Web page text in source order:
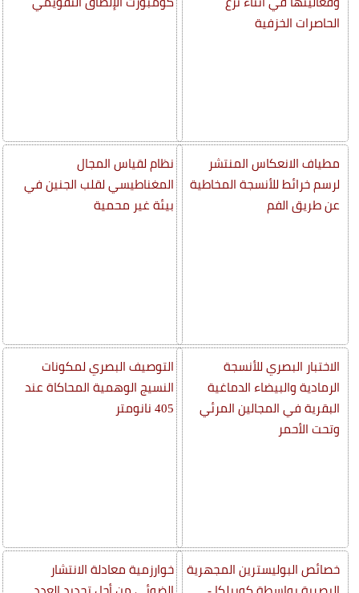
الحاصرات الخزفية
مطياف الانعكاس المنتشر
لرسم خرائط للأنسجة المخاطية
عن طريق الفم
الاختبار البصري للأنسجة
الرمادية والبيضاء الدماغية
البقرية في المجالين المرئي
وتحت الأحمر
خصائص البوليسترين المجهرية
البصرية بواسطة كوبيلكا -
نظام لقياس المجال
المغناطيسي لقلب الجنين في
بيئة غير محمية
التوصيف البصري لمكونات
النسيج الوهمية المحاكاة عند
405 نانومتر
خوارزمية معادلة الانتشار
الضوئي من أجل تحديد العدد